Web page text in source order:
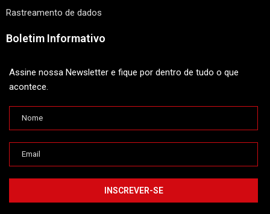
Rastreamento de dados
Boletim Informativo
Assine nossa Newsletter e fique por dentro de tudo o que
acontece.